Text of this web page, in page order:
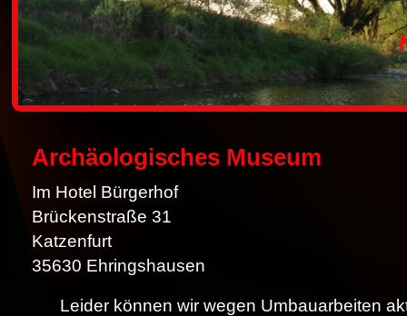
Archäologisches Museum
Im Hotel Bürgerhof
Brückenstraße 31
Katzenfurt
35630 Ehringshausen
Leider können wir wegen Umbauarbeiten